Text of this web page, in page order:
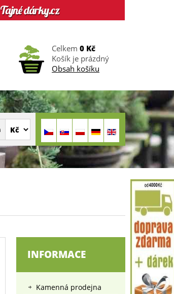
Celkem 0 Kč
Košík je prázdný
Obsah košíku
INFORMACE
Kamenná prodejna